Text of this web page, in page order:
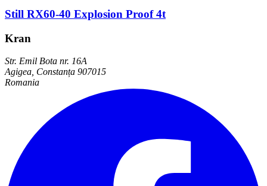
Still RX60-40 Explosion Proof 4t
Kran
Str. Emil Bota nr. 16A
Agigea, Constanța 907015
Romania